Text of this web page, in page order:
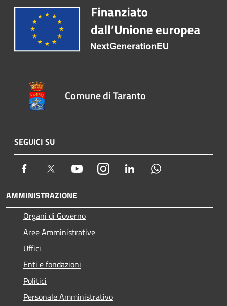
Comune di Taranto
SEGUICI SU
Facebook Twitter YoutubeInstagram LinkedIn
AMMINISTRAZIONE
Organi di Governo
Aree Amministrative
Uffici
Enti e fondazioni
Politici
Personale Amministrativo